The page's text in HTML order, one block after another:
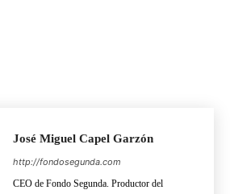
José Miguel Capel Garzón
http://fondosegunda.com
CEO de Fondo Segunda. Productor del